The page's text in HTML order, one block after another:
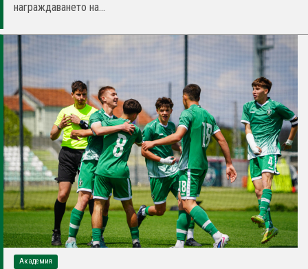
награждаването на...
Академия